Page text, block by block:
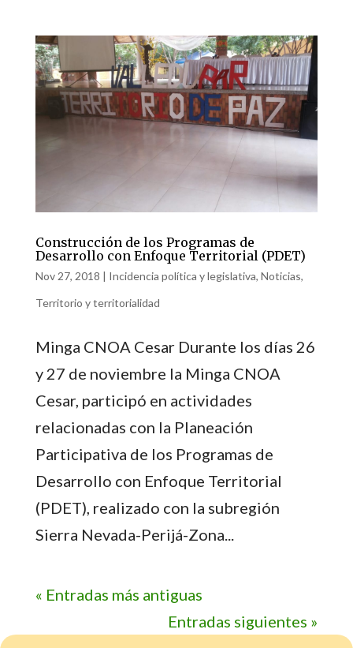
Construcción de los Programas de
Desarrollo con Enfoque Territorial (PDET)
Nov 27, 2018 | Incidencia política y legislativa, Noticias,
Territorio y territorialidad
Minga CNOA Cesar Durante los días 26
y 27 de noviembre la Minga CNOA
Cesar, participó en actividades
relacionadas con la Planeación
Participativa de los Programas de
Desarrollo con Enfoque Territorial
(PDET), realizado con la subregión
Sierra Nevada-Perijá-Zona...
« Entradas más antiguas
Entradas siguientes »